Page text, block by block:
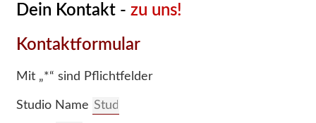
Dein Kontakt - zu uns!
Kontaktformular
Mit „*“ sind Pflichtfelder
Studio Name